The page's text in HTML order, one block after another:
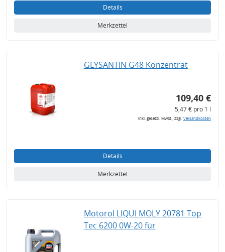
Details
Merkzettel
GLYSANTIN G48 Konzentrat
109,40 €
5,47 € pro 1 l
inkl. gesetzl. MwSt., zzgl.Versandkosten
Details
Merkzettel
Motoröl LIQUI MOLY 20781 Top
Tec 6200 0W-20 für